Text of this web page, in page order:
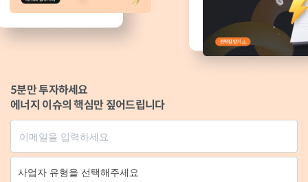
5분만 투자하세요
에너지 이슈의 핵심만 짚어드립니다